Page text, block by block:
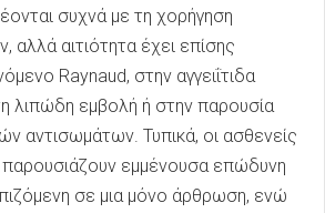
συχνά με τη χορήγηση
αλλά αιτιότητα έχει επίσης
Raynaud, στην αγγειΐτιδα
λιπώδη εμβολή ή στην παρουσία
αντισωμάτων. Τυπικά, οι ασθενείς
εμμένουσα επώδυνη
σε μια μόνο άρθρωση, ενώ